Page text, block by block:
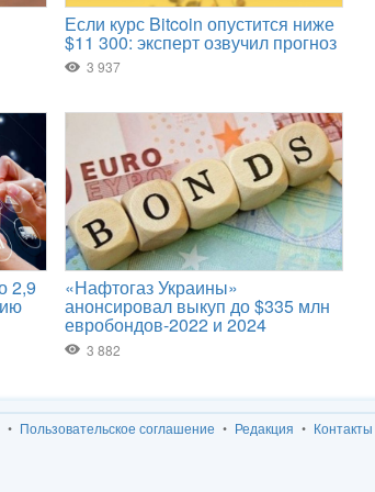
Пользовательское соглашение Редакция Контакты